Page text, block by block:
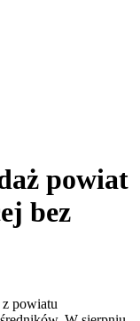
powiat
bez
z powiatu